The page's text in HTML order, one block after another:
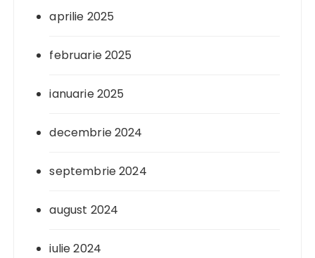
aprilie 2025
februarie 2025
ianuarie 2025
decembrie 2024
septembrie 2024
august 2024
iulie 2024